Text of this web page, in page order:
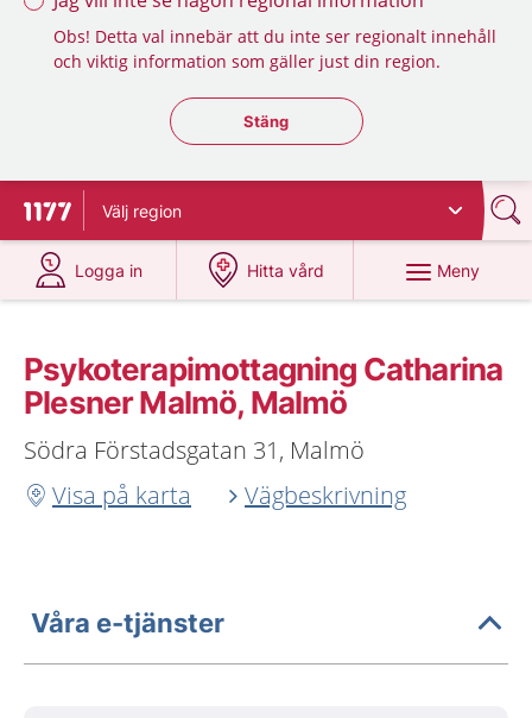
Obs! Detta val innebär att du inte ser regionalt innehåll
och viktig information som gäller just din region.
Stäng regionsväljaren
Stäng
Till startsidan för 1177
Välj region
Logga in
på 1177.se
Hitta vård
på 1177.se
Meny
Psykoterapimottagning Catharina
Plesner Malmö, Malmö
Södra Förstadsgatan 31, Malmö
Visa på karta
Vägbeskrivning
Våra e-tjänster